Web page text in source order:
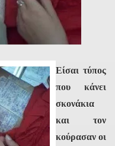
Είσαι τύπος
που κάνει
σκονάκια
και τον
κούρασαν οι